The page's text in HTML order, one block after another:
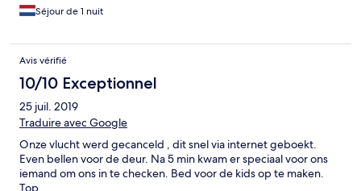
Séjour de 1 nuit
Avis vérifié
10/10 Exceptionnel
25 juil. 2019
Traduire avec Google
Onze vlucht werd gecanceld , dit snel via internet geboekt.
Even bellen voor de deur. Na 5 min kwam er speciaal voor ons
iemand om ons in te checken. Bed voor de kids op te maken.
Top